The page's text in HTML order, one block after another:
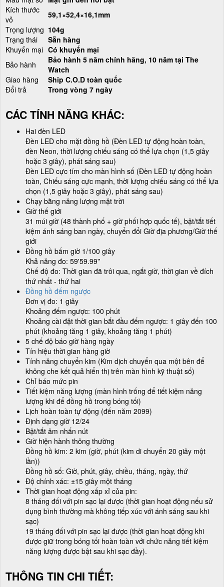
Kích thước
vỏ
59,1×52,4×16,1mm
Trọng lượng 104g
Trạng thái
Sẵn hàng
Khuyến mại Có khuyến mại
Bảo hành
Bảo hành 5 năm chính hãng, 10 năm tại The
Watch
Giao hàng
Ship C.O.D toàn quốc
Đổi trả
Trong vòng 7 ngày
CÁC TÍNH NĂNG KHÁC:
Hai đèn LED
Đèn LED cho mặt đồng hồ (Đèn LED tự động hoàn toàn,
đèn Neon, thời lượng chiếu sáng có thể lựa chọn (1,5 giây
hoặc 3 giây), phát sáng sau)
Đèn LED cực tím cho màn hình số (Đèn LED tự động hoàn
toàn, Chiếu sáng cực mạnh, thời lượng chiếu sáng có thể lựa
chọn (1,5 giây hoặc 3 giây), phát sáng sau)
Chạy bằng năng lượng mặt trời
Giờ thế giới
31 múi giờ (48 thành phố + giờ phối hợp quốc tế), bật/tắt tiết
kiệm ánh sáng ban ngày, chuyển đổi Giờ địa phương/Giờ thế
giới
Đồng hồ bấm giờ 1/100 giây
Khả năng đo: 59'59.99''
Chế độ đo: Thời gian đã trôi qua, ngắt giờ, thời gian về đích
thứ nhất - thứ hai
Đồng hồ đếm ngược
Đơn vị đo: 1 giây
Khoảng đếm ngược: 100 phút
Khoảng cài đặt thời gian bắt đầu đếm ngược: 1 giây đến 100
phút (khoảng tăng 1 giây, khoảng tăng 1 phút)
5 chế độ báo giờ hàng ngày
Tín hiệu thời gian hàng giờ
Tính năng chuyển kim (Kim dịch chuyển qua một bên để
không che kết quả hiển thị trên màn hình kỹ thuật số)
Chỉ báo mức pin
Tiết kiệm năng lượng (màn hình trống để tiết kiệm năng
lượng khi để đồng hồ trong bóng tối)
Lịch hoàn toàn tự động (đến năm 2099)
Định dạng giờ 12/24
Bật/tắt âm nhấn nút
Giờ hiện hành thông thường
Đồng hồ kim: 2 kim (giờ, phút (kim di chuyển 20 giây một
lần))
Đồng hồ số: Giờ, phút, giây, chiều, tháng, ngày, thứ
Độ chính xác: ±15 giây một tháng
Thời gian hoạt động xấp xỉ của pin:
8 tháng đối với pin sạc lại được (thời gian hoạt động nếu sử
dụng bình thường mà không tiếp xúc với ánh sáng sau khi
sạc)
19 tháng đối với pin sạc lại được (thời gian hoạt động khi
được giữ trong bóng tối hoàn toàn với chức năng tiết kiệm
năng lượng được bật sau khi sạc đầy).
THÔNG TIN CHI TIẾT: